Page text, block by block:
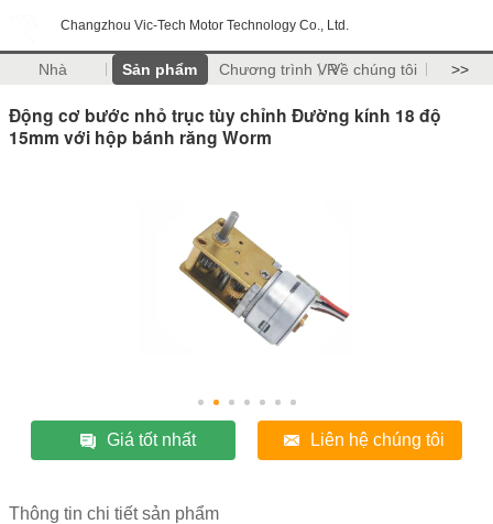
Changzhou Vic-Tech Motor Technology Co., Ltd.
Nhà Sản phẩm Chương trình VRVề chúng tôi >>
Động cơ bước nhỏ trục tùy chỉnh Đường kính 18 độ
15mm với hộp bánh răng Worm
Giá tốt nhất Liên hệ chúng tôi
Thông tin chi tiết sản phẩm